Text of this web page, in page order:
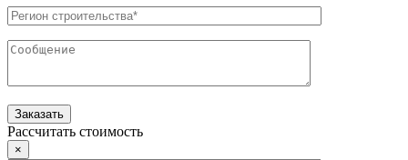
Рассчитать стоимость
×